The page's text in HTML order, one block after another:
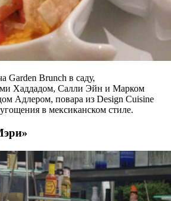
Garden Brunch в саду,
Хаддадом, Салли Эйн и Марком
Адлером, повара из Design Cuisine
в мексиканском стиле.